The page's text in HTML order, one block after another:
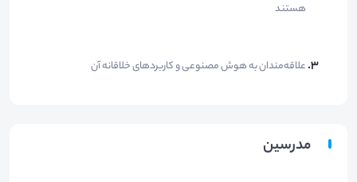
هستند
علاقه‌مندان به هوش مصنوعی و کاربردهای خلاقانه آن
مدرسین